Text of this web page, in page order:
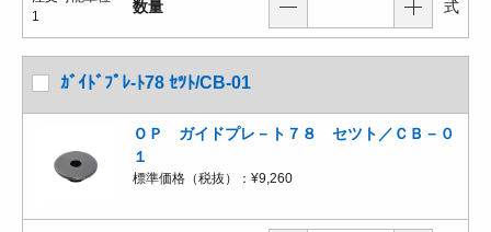
1
数量 式
ｶﾞｲﾄﾞﾌﾟﾚ-ﾄ78 ｾﾂﾄ/CB-01
ＯＰ ガイドプレ－ト７８ セツト／ＣＢ－０
１
標準価格（税抜）： ¥9,260